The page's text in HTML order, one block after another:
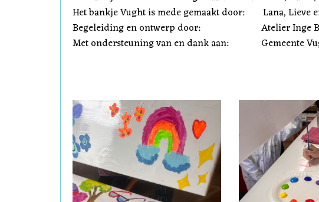
Het bankje Vught is mede gemaakt door: Lana, Lieve
Begeleiding en ontwerp door: Atelier Inge
Met ondersteuning van en dank aan: Gemeente